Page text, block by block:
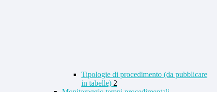
Tipologie di procedimento (da pubblicare
in tabelle) 2